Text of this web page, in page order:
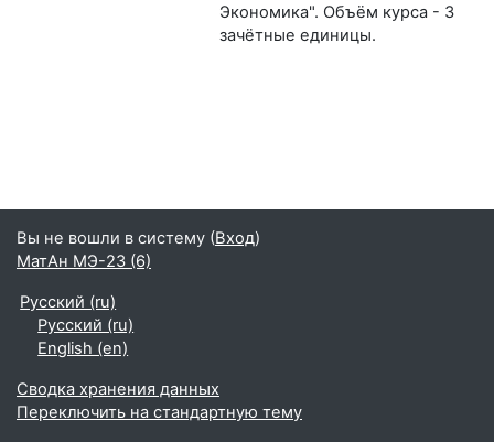
Экономика". Объём курса - 3
зачётные единицы.
Вы не вошли в систему (Вход)
МатАн МЭ-23 (6)
Русский ‎(ru)‎
Русский ‎(ru)‎
English ‎(en)‎
Сводка хранения данных
Переключить на стандартную тему